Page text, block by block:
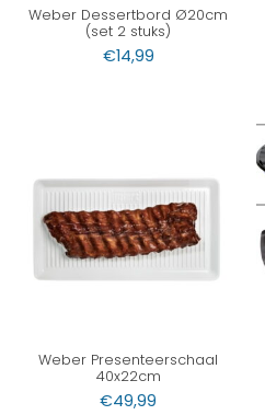
Weber Dessertbord Ø20cm
(set 2 stuks)
€14,99
Weber Presenteerschaal
40x22cm
€49,99